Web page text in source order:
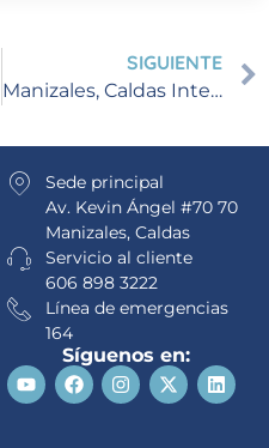
SIGUIENTE
Manizales, Caldas Interrupción programada
Sede principal
Av. Kevin Ángel #70 70
Manizales, Caldas
Servicio al cliente
606 898 3222
Línea de emergencias
164
Síguenos en: